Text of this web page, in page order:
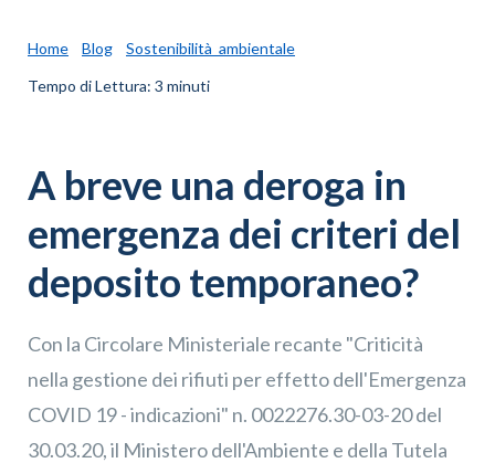
Home Blog
Sostenibilità ambientale
Tempo di Lettura: 3 minuti
A breve una deroga in
emergenza dei criteri del
deposito temporaneo?
Con la Circolare Ministeriale recante "Criticità
nella gestione dei rifiuti per effetto dell'Emergenza
COVID 19 - indicazioni" n. 0022276.30-03-20 del
30.03.20, il Ministero dell'Ambiente e della Tutela